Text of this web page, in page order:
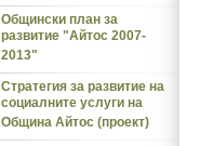
Общински план за
развитие "Айтос 2007-
2013"
Стратегия за развитие на
социалните услуги на
Община Айтос (проект)